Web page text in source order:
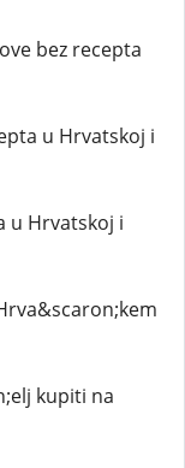
bez recepta
u Hrvatskoj i
u Hrvatskoj i
kupiti na